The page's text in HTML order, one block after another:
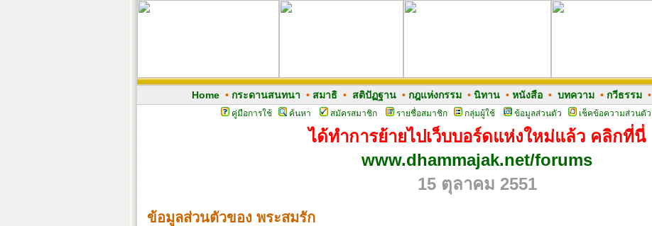
Home• กระดานสนทนา • สมาธิ• สติปัฏฐาน• กฎแห่งกรรม• นิทาน• หนังสือ• บทความ• กวีธรรม•
คู่มือการใช้ ค้นหา สมัครสมาชิก รายชื่อสมาชิก กลุ่มผู้ใช้ ข้อมูลส่วนตัว เช็คข้อความส่วนตัว
ได้ทำการย้ายไปเว็บบอร์ดแห่งใหม่แล้ว คลิกที่นี่
www.dhammajak.net/forums
15 ตุลาคม 2551
ข้อมูลส่วนตัวของ พระสมรัก